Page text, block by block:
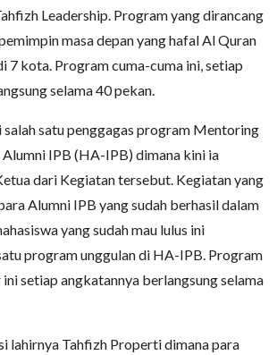
Leadership. Program yang dirancang
masa depan yang hafal Al Quran
7 kota. Program cuma-cuma ini, setiap
selama 40 pekan.
salah satu penggagas program Mentoring
Alumni IPB (HA-IPB) dimana kini ia
dari Kegiatan tersebut. Kegiatan yang
Alumni IPB yang sudah berhasil dalam
yang sudah mau lulus ini
program unggulan di HA-IPB. Program
setiap angkatannya berlangsung selama
lahirnya Tahfizh Properti dimana para